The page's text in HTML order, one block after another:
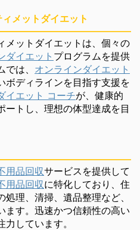
メットダイエット
メットダイエットは、個々の
ダイエット プログラムを提供
は、 オンラインダイエット
ボディラインを目指す支援を
イエット コーチが、健康的
ートし、理想の体型達成を目
用品回収サービスを提供して
用品回収に特化しており、住
理、清掃、遺品整理など、
ます。迅速かつ信頼性の高い
しています。